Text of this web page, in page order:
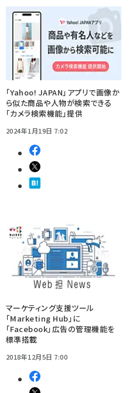
「Yahoo! JAPAN」アプリで画像か
ら似た商品や人物が検索できる
「カメラ検索機能」提供
2024年1月19日 7:02
マーケティング支援ツール
「Marketing Hub」に
「Facebook」広告の管理機能を
標準搭載
2018年12月5日 7:00